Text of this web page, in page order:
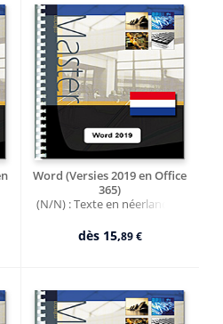
Word (Versies 2019 en Office
365)
(N/N) : Texte en néerlandais
logiciel
dès 15,89 €